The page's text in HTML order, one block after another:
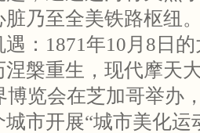
脏乃至全美铁路枢纽
：1871年10月8日
涅槃重生，现代摩天
博览会在芝加哥举办
市开展“城市美化运